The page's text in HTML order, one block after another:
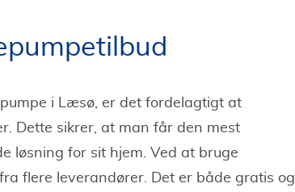
i Læsø, er det fordelagtigt at
Dette sikrer, at man får den mest
løsning for sit hjem. Ved at bruge
flere leverandører. Det er både gratis og